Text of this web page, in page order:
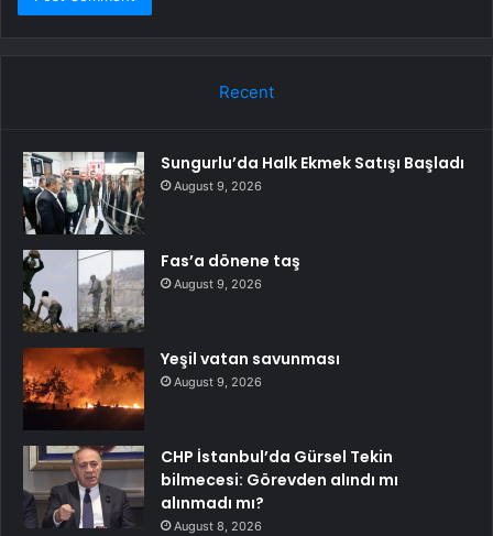
Recent
Sungurlu’da Halk Ekmek Satışı Başladı
August 9, 2026
Fas’a dönene taş
August 9, 2026
Yeşil vatan savunması
August 9, 2026
CHP İstanbul’da Gürsel Tekin
bilmecesi: Görevden alındı mı
alınmadı mı?
August 8, 2026